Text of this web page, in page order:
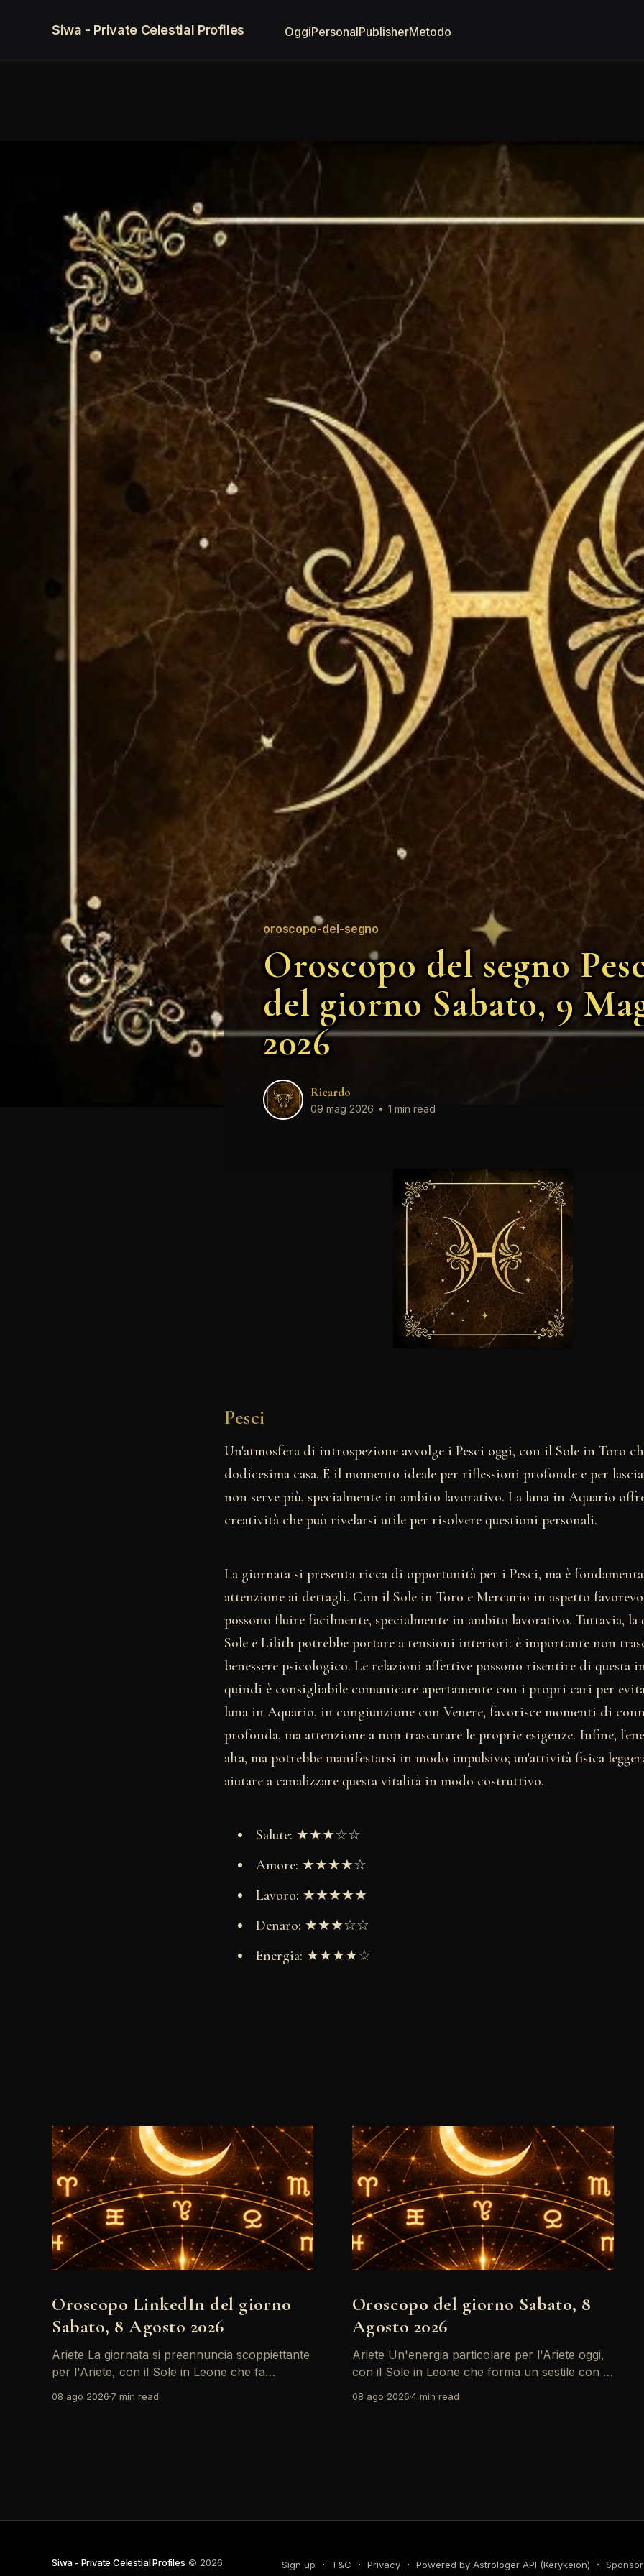
Siwa - Private Celestial Profiles OggiPersonalPublisherMetodo
oroscopo-del-segno
Oroscopo del segno
del giorno Sabato, 9
2026
Ricardo
09 mag 2026 • 1 min read
Pesci
Un'atmosfera di introspezione avvolge i Pesci oggi, con il Sole in Toro
dodicesima casa. È il momento ideale per riflessioni profonde e per
non serve più, specialmente in ambito lavorativo. La luna in Aquario
creatività che può rivelarsi utile per risolvere questioni personali.
La giornata si presenta ricca di opportunità per i Pesci, ma è
attenzione ai dettagli. Con il Sole in Toro e Mercurio in aspetto
possono fluire facilmente, specialmente in ambito lavorativo. Tuttavia,
Sole e Lilith potrebbe portare a tensioni interiori: è importante non
benessere psicologico. Le relazioni affettive possono risentire di questa
quindi è consigliabile comunicare apertamente con i propri cari per
luna in Aquario, in congiunzione con Venere, favorisce momenti di
profonda, ma attenzione a non trascurare le proprie esigenze. Infine,
alta, ma potrebbe manifestarsi in modo impulsivo; un'attività fisica
aiutare a canalizzare questa vitalità in modo costruttivo.
Salute: ★★★☆☆
Amore: ★★★★☆
Lavoro: ★★★★★
Denaro: ★★★☆☆
Energia: ★★★★☆
Oroscopo LinkedIn del giorno
Sabato, 8 Agosto 2026
Ariete La giornata si preannuncia scoppiettante
per l'Ariete, con il Sole in Leone che fa
transito è un'opportunità d'oro per postare un
08 ago 2026 7 min read
Oroscopo del giorno Sabato, 8
Agosto 2026
Ariete Un'energia particolare per l'Ariete oggi,
con il Sole in Leone che forma un sestile con la
comunicazione e i legami sociali, rendendo il
08 ago 20264 min read
Siwa - Private Celestial Profiles © 2026 Sign up T&C Privacy Powered by Astrologer API (Kerykeion)